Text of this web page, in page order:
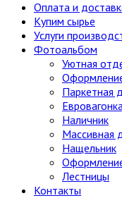
Оплата и
Купим сырье
Услуги
Фотоальбом
Уютная
Паркетная
Наличник
Массивная
Нащельник
Лестницы
Контакты